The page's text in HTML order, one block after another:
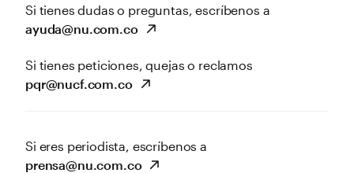
Si tienes dudas o preguntas, escríbenos a
ayuda@nu.com.co
Si tienes peticiones, quejas o reclamos
pqr@nucf.com.co
Si eres periodista, escríbenos a
prensa@nu.com.co